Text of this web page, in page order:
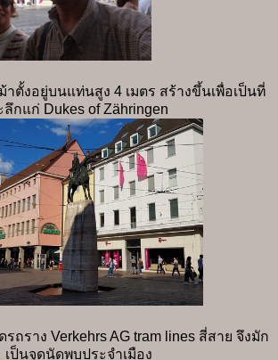
ตั้งอยู่บนแท่นสูง 4 เมตร สร้างขึ้นเพื่อเป็นที่
ลึกแก่ Dukes of Zähringen
ถราง Verkehrs AG tram lines สี่สาย จึงมัก
เป็นจุดนัดพบประจำเมือง